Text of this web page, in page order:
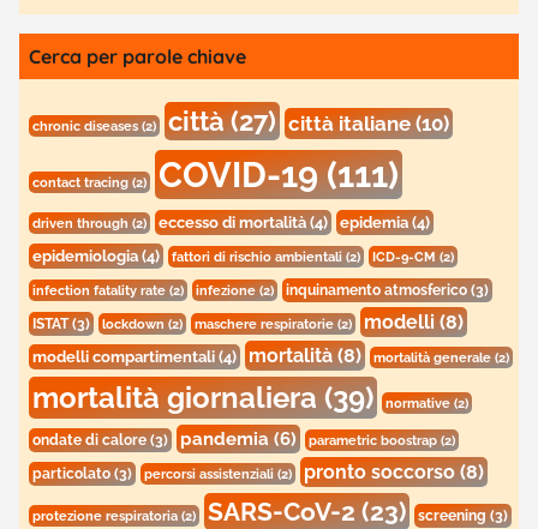
Cerca per parole chiave
chronic diseases(2) città(27) città italiane(10)
contact tracing(2) COVID-19(111)
driven through(2) eccesso di mortalità(4) epidemia(4)
epidemiologia(4) fattori di rischio ambientali (2) ICD-9-CM(2)
infection fatality rate (2) infezione(2) inquinamento atmosferico(3)
ISTAT(3) lockdown(2) maschere respiratorie (2) modelli(8)
modelli compartimentali(4) mortalità(8) mortalità generale(2)
mortalità giornaliera(39) normative(2)
ondate di calore(3) pandemia(6) parametric boostrap (2)
particolato(3) percorsi assistenziali (2) pronto soccorso(8)
protezione respiratoria (2) SARS-CoV-2(23) screening(3)